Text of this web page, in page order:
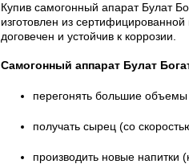
Купив самогонный апарат Булат
изготовлен из
договечен и устойчив к коррозии.
Самогонный аппарат Булат
перегонять большие объемы
получать сырец (со
производить новые напитки